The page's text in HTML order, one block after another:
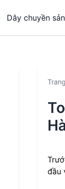
Dây chuyền
đầu